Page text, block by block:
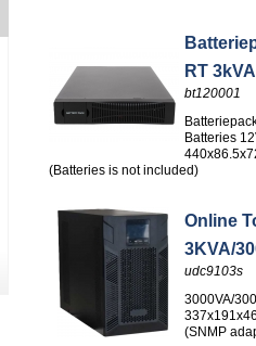
RT
bt120001
Batteries
(Batteries is not included)
Online
3KVA/
udc9103s
3000VA/
(SNMP